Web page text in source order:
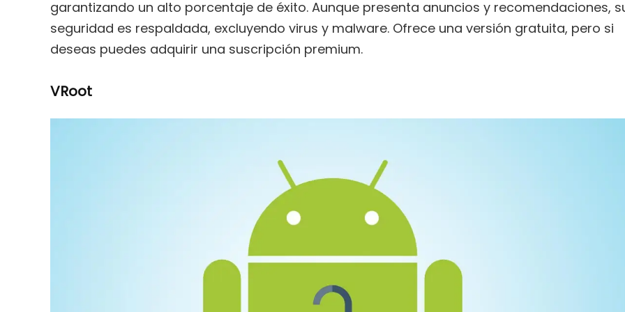
garantizando un alto porcentaje de éxito. Aunque presenta anuncios y recomendaciones,
seguridad es respaldada, excluyendo virus y malware. Ofrece una versión gratuita, pero si
deseas puedes adquirir una suscripción premium.
VRoot